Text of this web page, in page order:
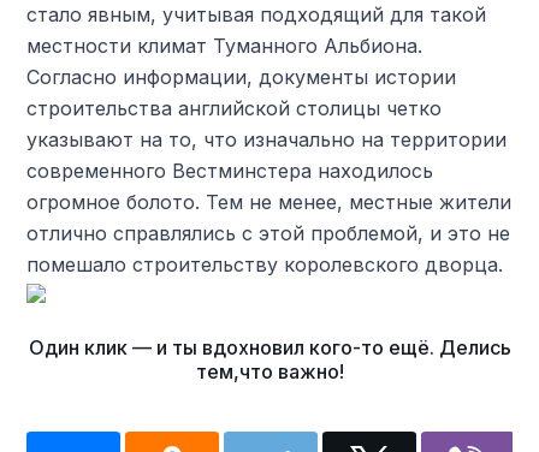
стало явным, учитывая подходящий для такой
местности климат Туманного Альбиона.
Согласно информации, документы истории
строительства английской столицы четко
указывают на то, что изначально на территории
современного Вестминстера находилось
огромное болото. Тем не менее, местные жители
отлично справлялись с этой проблемой, и это не
помешало строительству королевского дворца.